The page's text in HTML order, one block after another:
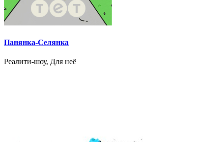
Панянка-Селянка
Реалити-шоу, Для неё